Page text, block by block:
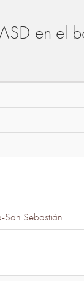
en el
San Sebastián